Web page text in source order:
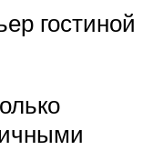
гостиной